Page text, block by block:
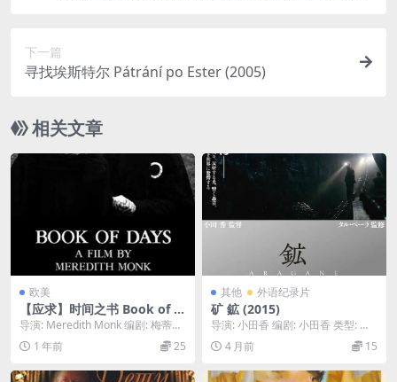
下一篇
寻找埃斯特尔 Pátrání po Ester (2005)
相关文章
欧美
【应求】时间之书 Book of D
ays (1989)
导演: Meredith Monk 编剧: 梅蒂斯·
莫克 主演: Donna M...
1 年前 25
其他 外语纪录片
矿 鉱 (2015)
导演: 小田香 编剧: 小田香 类型: 纪
录片 制片国家/地区: 波黑 / 日本...
4 月前 15